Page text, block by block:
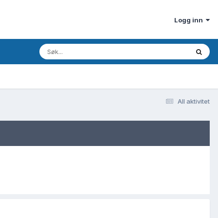
Logg inn
All aktivitet